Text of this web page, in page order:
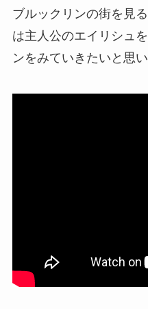
ブルックリンの街を見
は主人公のエイリシュ
ンをみていきたいと思い